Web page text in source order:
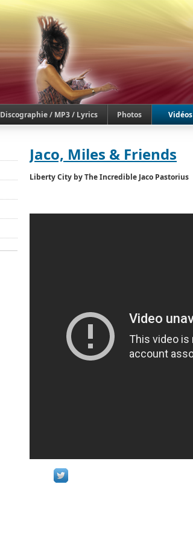
Discographie / MP3 / Lyrics Photos Vidéos
Jaco, Miles & Friends
Liberty City by The Incredible Jaco Pastorius